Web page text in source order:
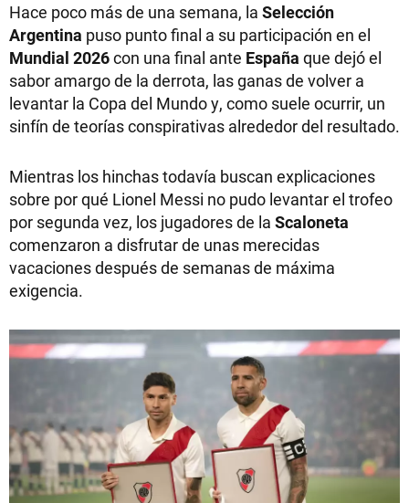
Hace poco más de una semana, la Selección
Argentina puso punto final a su participación en el
Mundial 2026con una final ante España que dejó el
sabor amargo de la derrota, las ganas de volver a
levantar la Copa del Mundo y, como suele ocurrir, un
sinfín de teorías conspirativas alrededor del resultado.
Mientras los hinchas todavía buscan explicaciones
sobre por qué Lionel Messi no pudo levantar el trofeo
por segunda vez, los jugadores de la Scaloneta
comenzaron a disfrutar de unas merecidas
vacaciones después de semanas de máxima
exigencia.